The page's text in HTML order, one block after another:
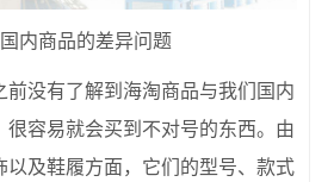
内商品的差异问题
前没有了解到海淘商品与我们国内
很容易就会买到不对号的东西。由
以及鞋履方面，它们的型号、款式